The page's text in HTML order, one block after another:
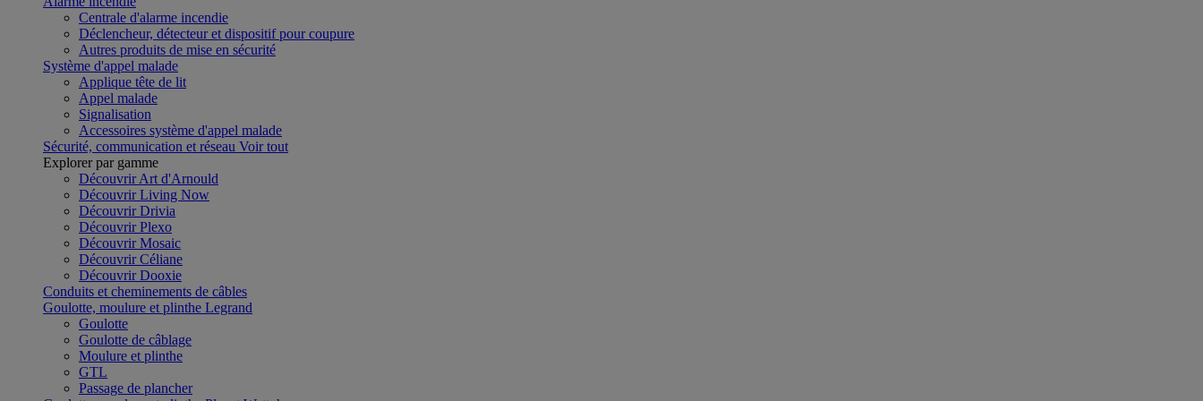
Centrale d'alarme incendie
Déclencheur, détecteur et dispositif pour coupure
Autres produits de mise en sécurité
Système d'appel malade
Applique tête de lit
Appel malade
Signalisation
Accessoires système d'appel malade
Sécurité, communication et réseau Voir tout
Explorer par gamme
Découvrir Art d'Arnould
Découvrir Living Now
Découvrir Drivia
Découvrir Plexo
Découvrir Mosaic
Découvrir Céliane
Découvrir Dooxie
Conduits et cheminements de câbles
Goulotte, moulure et plinthe Legrand
Goulotte
Goulotte de câblage
Moulure et plinthe
GTL
Passage de plancher